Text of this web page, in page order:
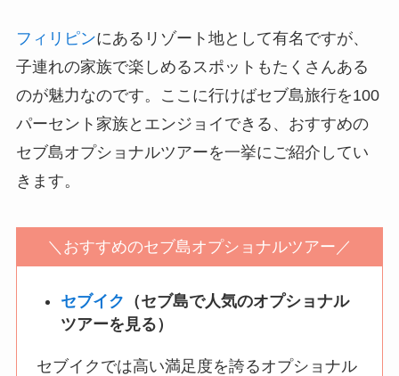
フィリピンにあるリゾート地として有名ですが、
子連れの家族で楽しめるスポットもたくさんある
のが魅力なのです。ここに行けばセブ島旅行を100
パーセント家族とエンジョイできる、おすすめの
セブ島オプショナルツアーを一挙にご紹介してい
きます。
＼おすすめのセブ島オプショナルツアー／
セブイク
（セブ島で人気のオプショナル
ツアーを見る）
セブイクでは高い満足度を誇るオプショナル